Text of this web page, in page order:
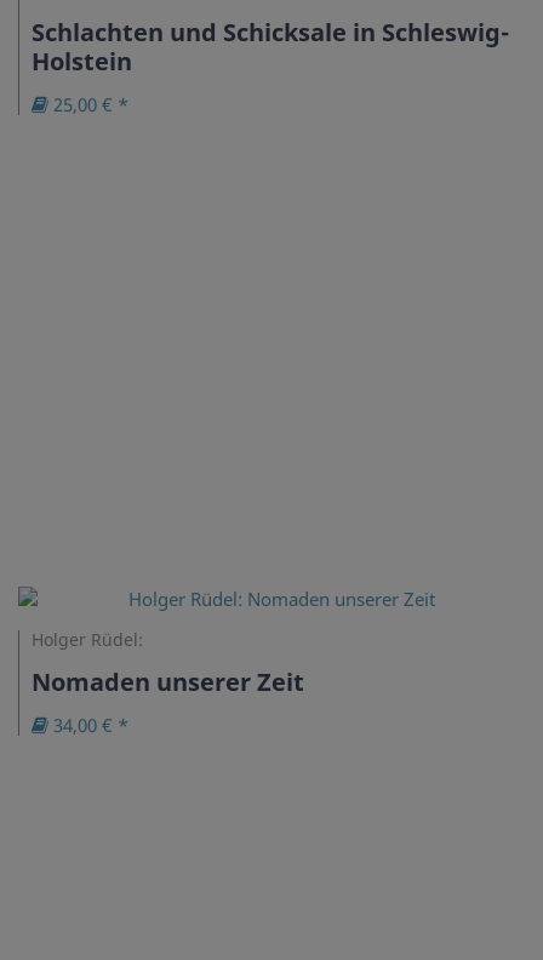
Schlachten und Schicksale in Schleswig-
Holstein
25,00 € *
Holger Rüdel:
Nomaden unserer Zeit
34,00 € *